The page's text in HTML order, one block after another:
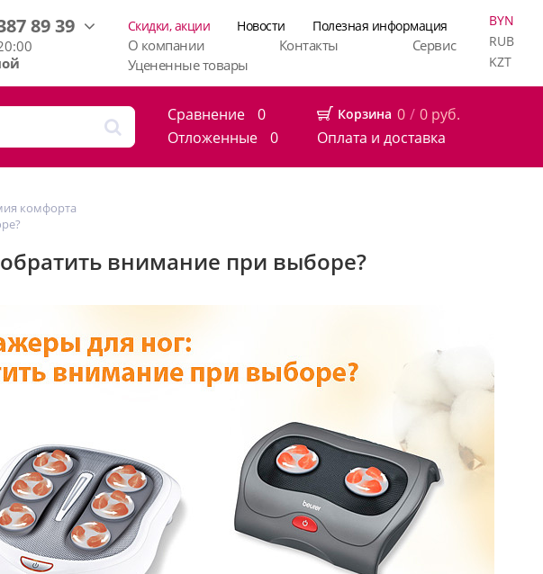
8939 Скидки, акции Новости Полезная информация
О компании Контакты
Сервис
Уцененные товары
BYN
RUB
KZT
Сравнение
0
Отложенные
0
Корзина 0 / 0 руб.
Оплата и доставка
комфорта
внимание при выборе?